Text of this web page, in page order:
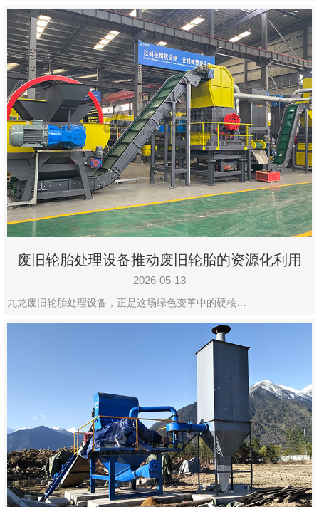
废旧轮胎处理设备推动废旧轮胎的资源化利用
2026-05-13
九龙废旧轮胎处理设备，正是这场绿色变革中的硬核…